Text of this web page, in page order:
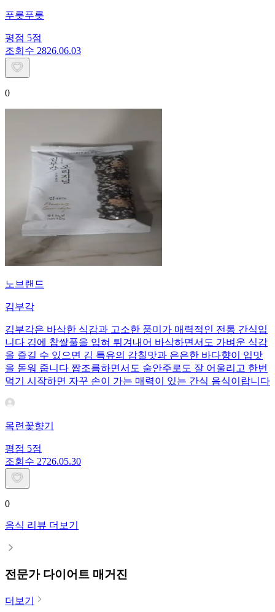
푸릇푸릇
평점 5점
조회수 2826.06.03
0
노브랜드
김부각
김부각은 바삭한 식감과 고소한 풍미가 매력적인 전통 간식입
니다 김에 찹쌀풀을 입혀 튀겨내어 바삭하면서도 가벼운 식감
을 즐길 수 있으면 김 특유의 감칠맛과 은은한 바다향이 입맛
을 돋워 줍니다 짭조름하면서도 술안주로도 잘 어울리고 한번
먹기 시작하면 자꾸 손이 가는 매력이 있는 간식 음식이랍니다
목련꽃향기
평점 5점
조회수 2726.05.30
0
음식 리뷰 더보기
전문가 다이어트 매거진
더보기